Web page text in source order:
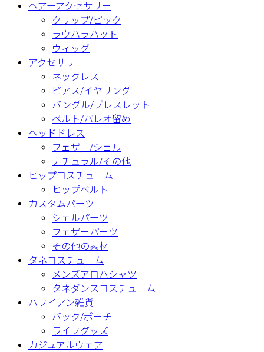
ヘアーアクセサリー
クリップ/ピック
ラウハラハット
ウィッグ
アクセサリー
ネックレス
ピアス/イヤリング
バングル/ブレスレット
ベルト/パレオ留め
ヘッドドレス
フェザー/シェル
ナチュラル/その他
ヒップコスチューム
ヒップベルト
カスタムパーツ
シェルパーツ
フェザーパーツ
その他の素材
タネコスチューム
メンズアロハシャツ
タネダンスコスチューム
ハワイアン雑貨
バック/ポーチ
ライフグッズ
カジュアルウェア